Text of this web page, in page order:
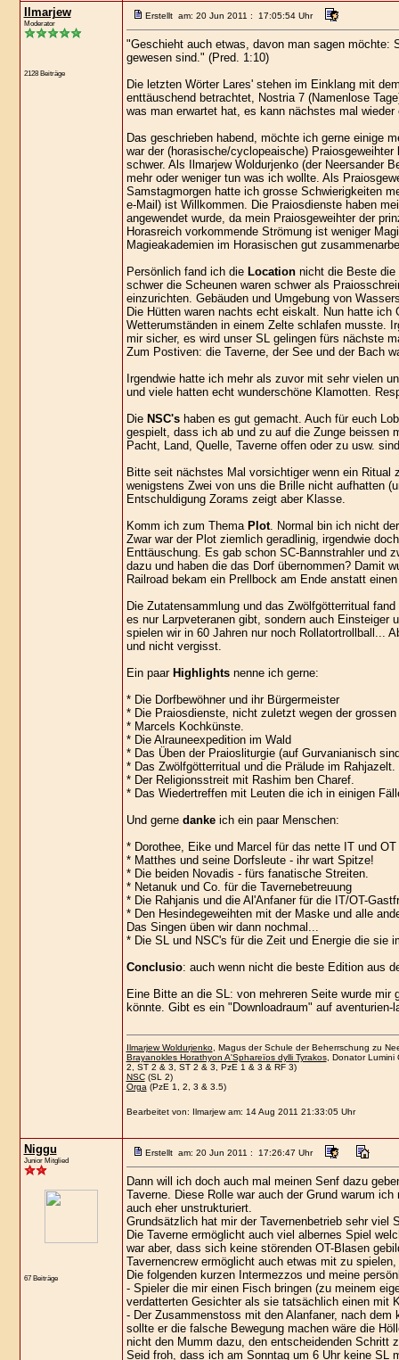
Ilmarjew
Moderator
2128 Beiträge
Erstellt am: 20 Jun 2011 : 17:05:54 Uhr
"Geschieht auch etwas, davon man sagen möchte:
gewesen sind." (Pred. 1:10)
Die letzten Wörter Lares' stehen im Einklang mit
enttäuschend betrachtet, Nostria 7 (Namenlose
was man erwartet hat, es kann nächstes mal
Das geschrieben habend, möchte ich gerne einige
war der (horasische/cyclopeaische) Praiosgeweihter
schwer. Als Ilmarjew Woldurjenko (der Neersander
mehr oder weniger tun was ich wollte. Als
Samstagmorgen hatte ich grosse Schwierigkeiten
e-Mail) ist Willkommen. Die Praiosdienste haben
angewendet wurde, da mein Praiosgeweihter der
Horasreich vorkommende Strömung ist weniger
Magieakademien im Horasischen gut
Persönlich fand ich die Locationnicht die Beste die
schwer die Scheunen waren schwer als
einzurichten. Gebäuden und Umgebung von
Die Hütten waren nachts echt eiskalt. Nun hatte
Wetterumständen in einem Zelte schlafen musste.
mir sicher, es wird unser SL gelingen fürs nächste
Zum Postiven: die Taverne, der See und der Bach
Irgendwie hatte ich mehr als zuvor mit sehr vielen
und viele hatten echt wunderschöne Klamotten.
Die NSC'shaben es gut gemacht. Auch für euch
gespielt, dass ich ab und zu auf die Zunge beissen
Pacht, Land, Quelle, Taverne offen oder zu usw.
Bitte seit nächstes Mal vorsichtiger wenn ein
wenigstens Zwei von uns die Brille nicht aufhatten
Entschuldigung Zorams zeigt aber Klasse.
Komm ich zum Thema Plot. Normal bin ich nicht
Zwar war der Plot ziemlich geradlinig, irgendwie
Enttäuschung. Es gab schon SC-Bannstrahler und
dazu und haben die das Dorf übernommen? Damit
Railroad bekam ein Prellbock am Ende anstatt
Die Zutatensammlung und das Zwölfgötterritual
es nur Larpveteranen gibt, sondern auch Einsteiger
spielen wir in 60 Jahren nur noch Rollatortrollball...
und nicht vergisst.
Ein paar Highlightsnenne ich gerne:
* Die Dorfbewöhner und ihr Bürgermeister
* Die Praiosdienste, nicht zuletzt wegen der
* Marcels Kochkünste.
* Die Alrauneexpedition im Wald
* Das Üben der Praiosliturgie (auf Gurvanianisch
* Das Zwölfgötterritual und die Prälude im Rahjazelt.
* Der Religionsstreit mit Rashim ben Charef.
* Das Wiedertreffen mit Leuten die ich in einigen
Und gerne dankeich ein paar Menschen:
* Dorothee, Eike und Marcel für das nette IT und
* Matthes und seine Dorfsleute - ihr wart Spitze!
* Die beiden Novadis - fürs fanatische Streiten.
* Netanuk und Co. für die Tavernebetreuung
* Die Rahjanis und die Al'Anfaner für die IT/OT-
* Den Hesindegeweihten mit der Maske und alle
Das Singen üben wir dann nochmal...
* Die SL und NSC's für die Zeit und Energie die sie
Conclusio: auch wenn nicht die beste Edition aus
Eine Bitte an die SL: von mehreren Seite wurde
könnte. Gibt es ein "Downloadraum" auf aventurien-
Ilmarjew Woldurjenko, Magus der Schule der Beherrschung zu
Brayanokles Horathyon A'Sphareïos dylli Tyrakos, Donator Lumini
2, ST 2 & 3, ST 2 & 3, PzE 1 & 3 & RF 3)
NSC(SL 2)
Orga (PzE 1, 2, 3 & 3.5)
Bearbeitet von: Ilmarjew am: 14 Aug 2011 21:33:05 Uhr
Niggu
Junior Mitglied
67 Beiträge
Erstellt am: 20 Jun 2011 : 17:26:47 Uhr
Dann will ich doch auch mal meinen Senf dazu
Taverne. Diese Rolle war auch der Grund warum
auch eher unstrukturiert.
Grundsätzlich hat mir der Tavernenbetrieb sehr viel
Die Taverne ermöglicht auch viel albernes Spiel
war aber, dass sich keine störenden OT-Blasen
Tavernencrew ermöglicht auch etwas mit zu
Die folgenden kurzen Intermezzos und meine
- Spieler die mir einen Fisch bringen (zu meinem
verdatterten Gesichter als sie tatsächlich einen mit
- Der Zusammenstoss mit den Alanfaner, nach
sollte er die falsche Bewegung machen wäre die
nicht den Mumm dazu, den entscheidenden Schritt
Seid froh, dass ich am Sonntag um 6 Uhr keine SL